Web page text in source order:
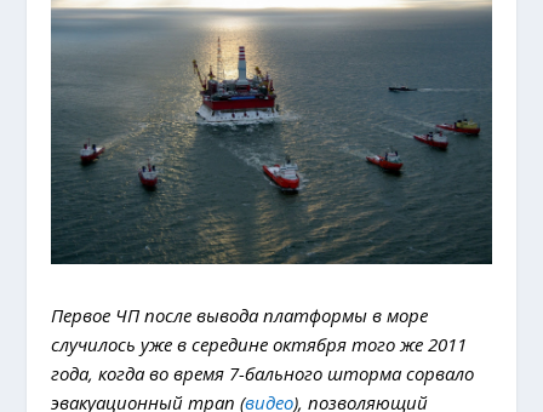
Первое ЧП после вывода платформы в море
случилось уже в середине октября того же 2011
года, когда во время 7-бального шторма сорвало
эвакуационный трап (видео), позволяющий